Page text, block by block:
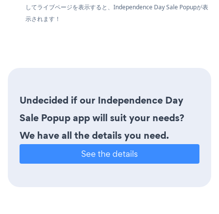
してライブページを表示すると、Independence Day Sale Popupが表
示されます！
Undecided if our Independence Day
Sale Popup app will suit your needs?
We have all the details you need.
See the details